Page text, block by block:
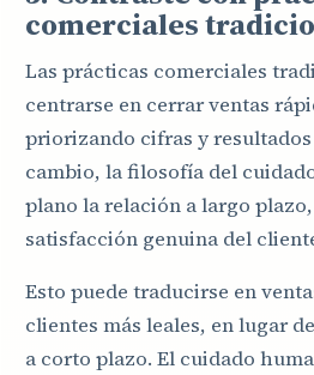
comerciales
Las prácticas comerciales
centrarse en cerrar ventas
priorizando cifras y
cambio, la filosofía del
plano la relación a largo
satisfacción genuina del
Esto puede traducirse en
clientes más leales, en lugar
a corto plazo. El cuidado